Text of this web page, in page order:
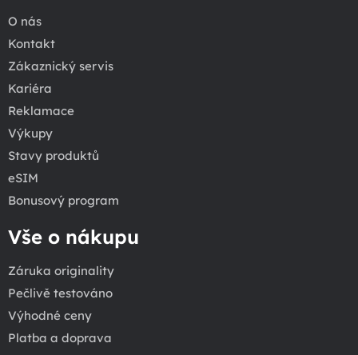
O nás
Kontakt
Zákaznický servis
Kariéra
Reklamace
Výkupy
Stavy produktů
eSIM
Bonusový program
Vše o nákupu
Záruka originality
Pečlivě testováno
Výhodné ceny
Platba a doprava